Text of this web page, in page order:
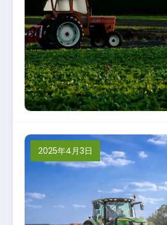
2025年4月3日